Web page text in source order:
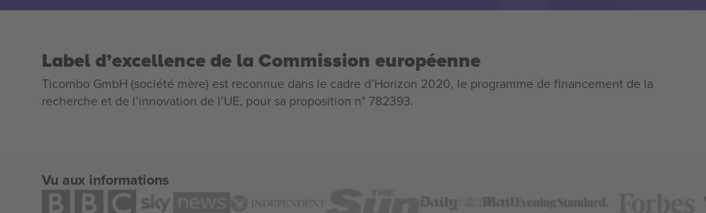
Label d’excellence de la Commission européenne
Ticombo GmbH (société mère) est reconnue dans le cadre d’Horizon 2020, le programme de financement de la
recherche et de l’innovation de l’UE, pour sa proposition n° 782393.
Vu aux informations